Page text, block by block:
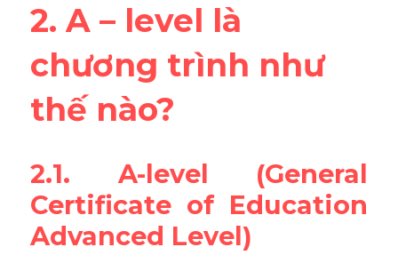
2. A – level là
chương trình như
thế nào?
2.1. A-level (General
Certificate of Education
Advanced Level)